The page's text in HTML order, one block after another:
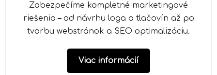
Zabezpečíme kompletné marketingové
riešenia – od návrhu loga a tlačovín až po
tvorbu webstránok a SEO optimalizáciu.
Viac informácií